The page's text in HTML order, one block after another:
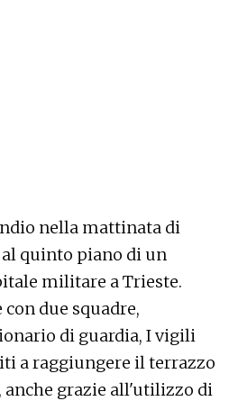
nella mattinata di
al quinto piano di un
militare a Trieste.
due squadre,
di guardia, I vigili
a raggiungere il terrazzo
anche grazie all'utilizzo di